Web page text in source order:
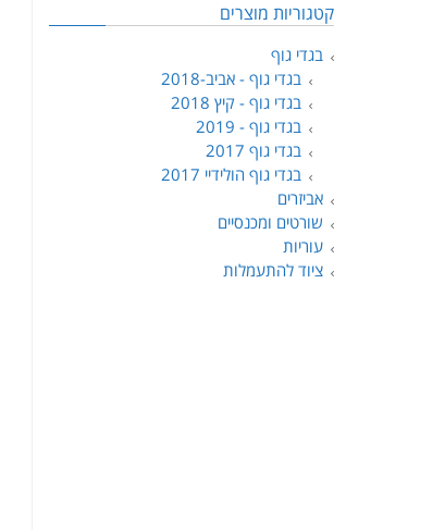
קטגוריות מוצרים
בגדי גוף
בגדי גוף - אביב-2018
בגדי גוף - קיץ 2018
בגדי גוף - 2019
בגדי גוף 2017
בגדי גוף הולידיי 2017
אביזרים
שורטים ומכנסיים
עוריות
ציוד להתעמלות